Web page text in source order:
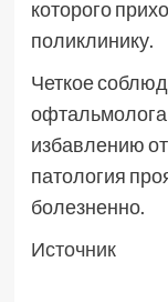
которого
поликлинику.
Четкое
офтальмолога
избавлению
патология
болезненно.
Источник